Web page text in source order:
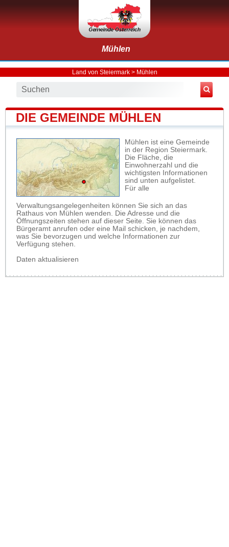
Mühlen
Land von Steiermark> Mühlen
DIE GEMEINDE MÜHLEN
Mühlen ist eine Gemeinde
in der Region Steiermark.
Die Fläche, die
Einwohnerzahl und die
wichtigsten Informationen
sind unten aufgelistet.
Für alle
Verwaltungsangelegenheiten können Sie sich an das
Rathaus von Mühlen wenden. Die Adresse und die
Öffnungszeiten stehen auf dieser Seite. Sie können das
Bürgeramt anrufen oder eine Mail schicken, je nachdem,
was Sie bevorzugen und welche Informationen zur
Verfügung stehen.
Daten aktualisieren